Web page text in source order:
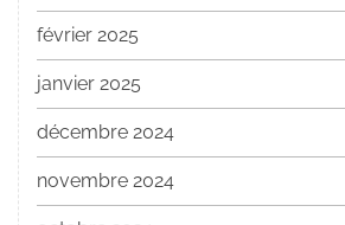
février 2025
janvier 2025
décembre 2024
novembre 2024